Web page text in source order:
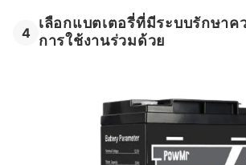
4
เลือกแบตเตอรี่ที่มีระบบรักษา
การใช้งานร่วมด้วย